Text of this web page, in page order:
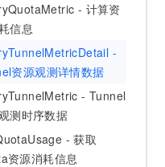
- 计算资
信息
-
资源观测详情数据
- Tunnel
测时序数据
- 获取
资源消耗信息